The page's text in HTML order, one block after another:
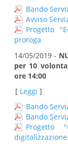
Bando
Avviso
Progetto
proroga
14/05/2019 -
per 10
ore 14:00
[ Leggi ]
Bando
Bando
Progetto